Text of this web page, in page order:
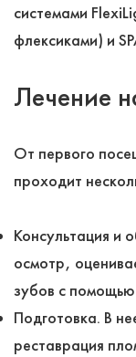
системами
флексиками) и
Лечение
От первого
проходит
Консультация и
осмотр,
зубов с
Подготовка. В
реставрация